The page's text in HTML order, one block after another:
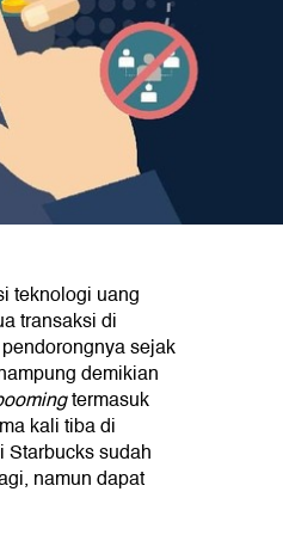
teknologi uang
transaksi di
sejak
demikian
termasuk
kali tiba di
Starbucks sudah
namun dapat